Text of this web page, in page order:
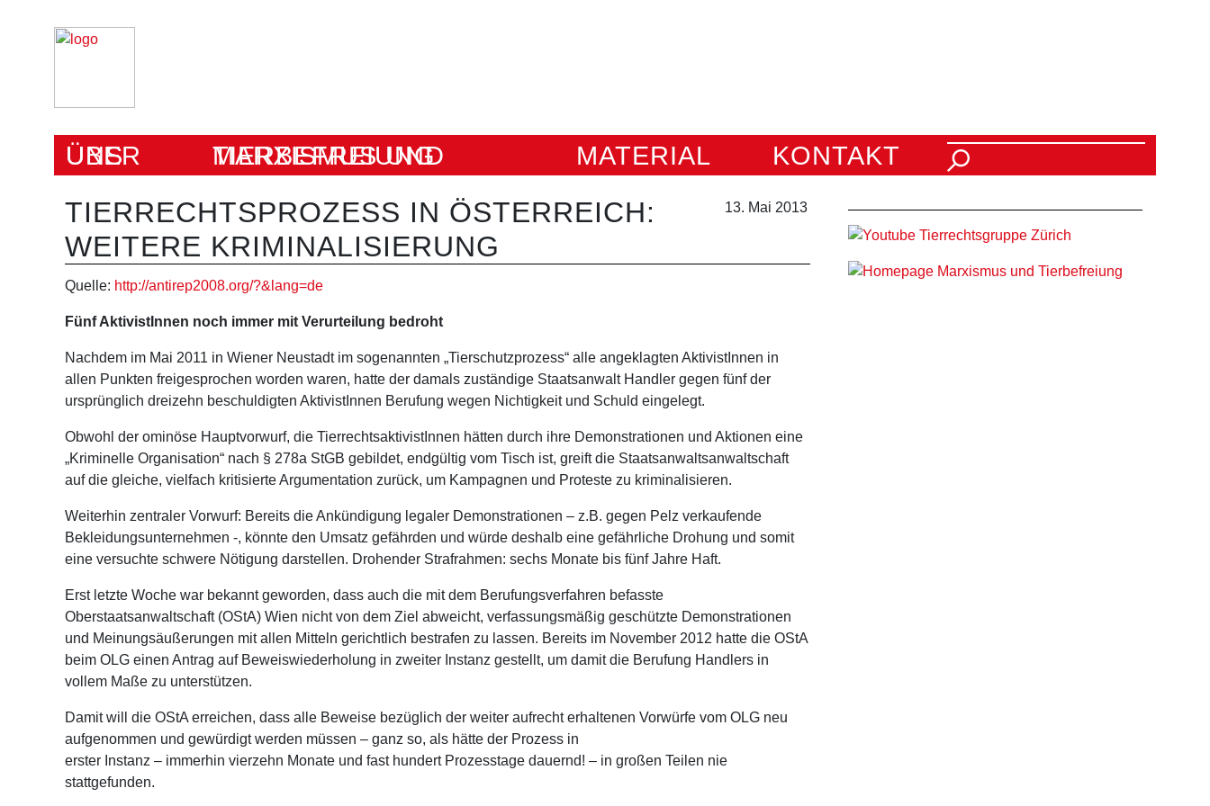
ÜBER UNS MARXISMUS UND TIERBEFREIUNG MATERIAL KONTAKT Suchen nach:
13. Mai 2013
TIERRECHTSPROZESS IN ÖSTERREICH:
WEITERE KRIMINALISIERUNG
Quelle: http://antirep2008.org/?&lang=de
Fünf AktivistInnen noch immer mit Verurteilung bedroht
Nachdem im Mai 2011 in Wiener Neustadt im sogenannten „Tierschutzprozess“ alle angeklagten AktivistInnen in
allen Punkten freigesprochen worden waren, hatte der damals zuständige Staatsanwalt Handler gegen fünf der
ursprünglich dreizehn beschuldigten AktivistInnen Berufung wegen Nichtigkeit und Schuld eingelegt.
Obwohl der ominöse Hauptvorwurf, die TierrechtsaktivistInnen hätten durch ihre Demonstrationen und Aktionen eine
„Kriminelle Organisation“ nach § 278a StGB gebildet, endgültig vom Tisch ist, greift die Staatsanwaltsanwaltschaft
auf die gleiche, vielfach kritisierte Argumentation zurück, um Kampagnen und Proteste zu kriminalisieren.
Weiterhin zentraler Vorwurf: Bereits die Ankündigung legaler Demonstrationen – z.B. gegen Pelz verkaufende
Bekleidungsunternehmen -, könnte den Umsatz gefährden und würde deshalb eine gefährliche Drohung und somit
eine versuchte schwere Nötigung darstellen. Drohender Strafrahmen: sechs Monate bis fünf Jahre Haft.
Erst letzte Woche war bekannt geworden, dass auch die mit dem Berufungsverfahren befasste
Oberstaatsanwaltschaft (OStA) Wien nicht von dem Ziel abweicht, verfassungsmäßig geschützte Demonstrationen
und Meinungsäußerungen mit allen Mitteln gerichtlich bestrafen zu lassen. Bereits im November 2012 hatte die OStA
beim OLG einen Antrag auf Beweiswiederholung in zweiter Instanz gestellt, um damit die Berufung Handlers in
vollem Maße zu unterstützen.
Damit will die OStA erreichen, dass alle Beweise bezüglich der weiter aufrecht erhaltenen Vorwürfe vom OLG neu
aufgenommen und gewürdigt werden müssen – ganz so, als hätte der Prozess in
erster Instanz – immerhin vierzehn Monate und fast hundert Prozesstage dauernd! – in großen Teilen nie
stattgefunden.